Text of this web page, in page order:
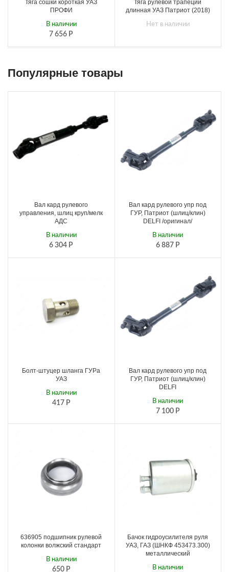
Тяга сошки короткая УАЗ
ПРОФИ
7 656 Р
В наличии
Тяга рулевой трапеции
длинная УАЗ Патриот (2018)
Нет в наличии
Популярные товары
Вал кард рулевого
управления, шлиц круп/мелк
АДС
6 304 Р
В наличии
Вал кард рулевого упр под
ГУР, Патриот (шлиц/клин)
DELFI /оригинал/
6 887 Р
В наличии
Болт-штуцер шланга ГУРа
УАЗ
417 Р
В наличии
Вал кард рулевого упр под
ГУР, Патриот (шлиц/клин)
DELFI
7 100 Р
В наличии
636905 подшипник рулевой
колонки волжский стандарт
650 Р
В наличии
Бачок гидроусилителя руля
УАЗ, ГАЗ (ШНКФ 453473.300)
металлический
В наличии